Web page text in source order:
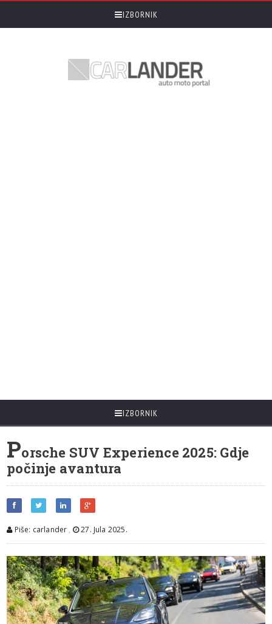
IZBORNIK
IZBORNIK
Porsche SUV Experience 2025: Gdje
počinje avantura
Piše: carlander , 27. Jula 2025.